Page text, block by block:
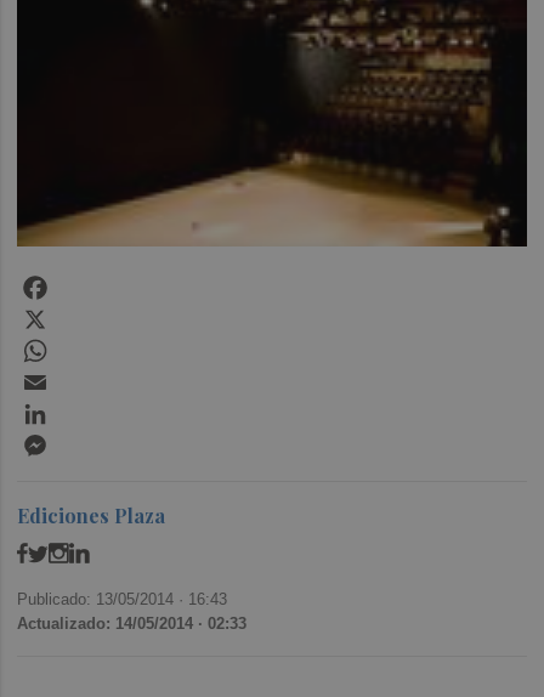
Ediciones Plaza
Publicado: 13/05/2014 · 16:43
Actualizado: 14/05/2014 · 02:33